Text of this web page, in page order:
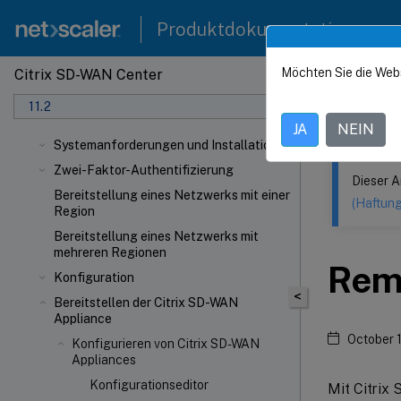
Produktdokumentation
Citrix SD-WAN Center
11.2
Systemanforderungen und Installation
Zwei-Faktor-Authentifizierung
Bereitstellung eines Netzwerks mit einer
Region
Bereitstellung eines Netzwerks mit
mehreren Regionen
Konfiguration
Bereitstellen der Citrix SD-WAN
Appliance
Konfigurieren von Citrix SD-WAN
Appliances
Konfigurationseditor
Dieser Inhalt
Citrix
<
Dieser
October
Mit Citrix
Möchten Sie die
JA NEIN